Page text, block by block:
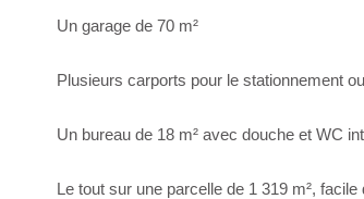
Un garage de 70 m²
Plusieurs carports pour le stationnement
Un bureau de 18 m² avec douche et WC
Le tout sur une parcelle de 1 319 m²,